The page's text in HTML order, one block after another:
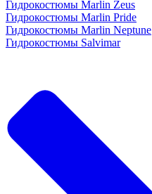
Гидрокостюмы Marlin Zeus
Гидрокостюмы Marlin Pride
Гидрокостюмы Marlin Neptune
Гидрокостюмы Salvimar